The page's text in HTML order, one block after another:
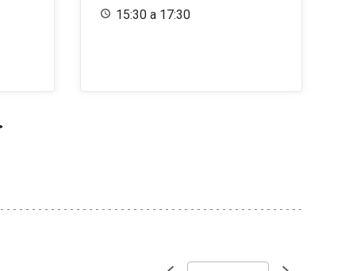
15:30 a 17:30